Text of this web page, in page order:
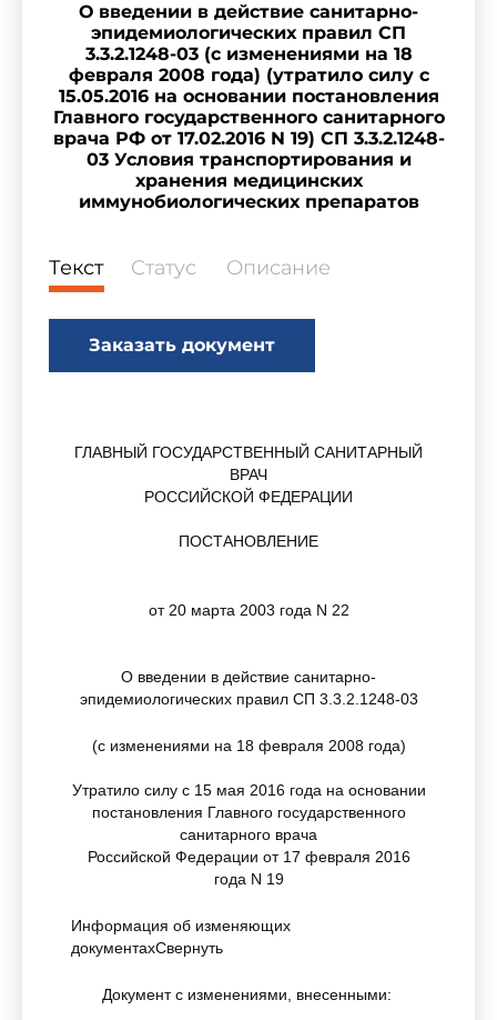
О введении в действие санитарно-
эпидемиологических правил СП
3.3.2.1248-03 (с изменениями на 18
февраля 2008 года) (утратило силу с
15.05.2016 на основании постановления
Главного государственного санитарного
врача РФ от 17.02.2016 N 19) СП 3.3.2.1248-
03 Условия транспортирования и
хранения медицинских
иммунобиологических препаратов
Текст Статус Описание
Заказать документ
ГЛАВНЫЙ ГОСУДАРСТВЕННЫЙ САНИТАРНЫЙ
ВРАЧ
РОССИЙСКОЙ ФЕДЕРАЦИИ
ПОСТАНОВЛЕНИЕ
от 20 марта 2003 года N 22
О введении в действие санитарно-
эпидемиологических правил СП 3.3.2.1248-03
(с изменениями на 18 февраля 2008 года)
Утратило силу с 15 мая 2016 года на основании
постановления Главного государственного
санитарного врача
Российской Федерации от 17 февраля 2016
года N 19
Информация об изменяющих
документахСвернуть
Документ с изменениями, внесенными: